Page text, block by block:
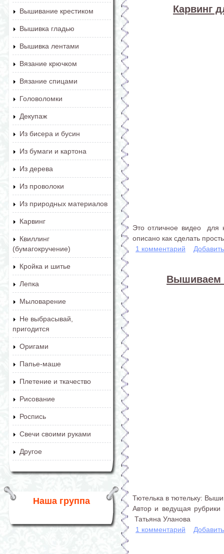
Вышивание крестиком
Вышивка гладью
Вышивка лентами
Вязание крючком
Вязание спицами
Головоломки
Декупаж
Из бисера и бусин
Из бумаги и картона
Из дерева
Из проволоки
Из природных материалов
Карвинг
Квиллинг
(бумагокручение)
Кройка и шитье
Лепка
Мыловарение
Не выбрасывай,
пригодится
Оригами
Папье-маше
Плетение и ткачество
Рисование
Роспись
Свечи своими руками
Другое
Наша группа
Карвинг
Это отличное видео для
описано как сделать
1 комментарий
Вышиваем
Тютелька в тютельку:
Автор и ведущая рубрики
Татьяна Уланова
1 комментарий